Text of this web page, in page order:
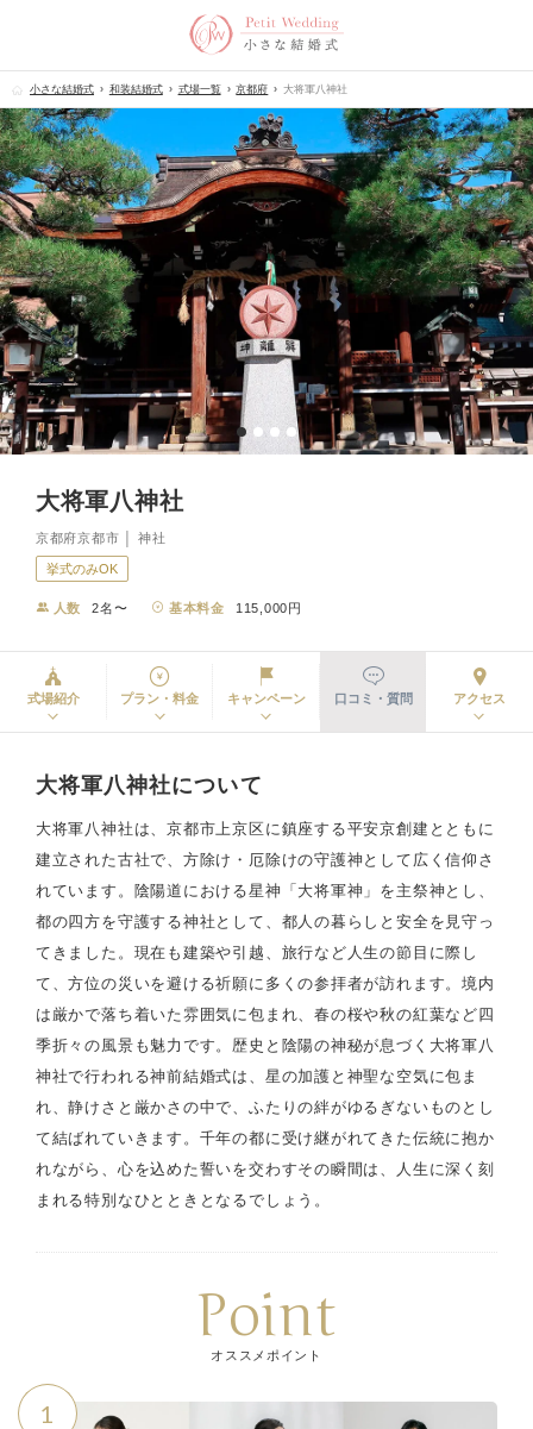
小さな結婚式 和装結婚式 式場一覧 京都府 大将軍八神社
大将軍八神社
京都府京都市 │ 神社
挙式のみOK
人数 2名〜 基本料金 115,000円
式場紹介 プラン・料金 キャンペーン 口コミ・質問 アクセス
大将軍八神社について
大将軍八神社は、京都市上京区に鎮座する平安京創建とともに
建立された古社で、方除け・厄除けの守護神として広く信仰さ
れています。陰陽道における星神「大将軍神」を主祭神とし、
都の四方を守護する神社として、都人の暮らしと安全を見守っ
てきました。現在も建築や引越、旅行など人生の節目に際し
て、方位の災いを避ける祈願に多くの参拝者が訪れます。境内
は厳かで落ち着いた雰囲気に包まれ、春の桜や秋の紅葉など四
季折々の風景も魅力です。歴史と陰陽の神秘が息づく大将軍八
神社で行われる神前結婚式は、星の加護と神聖な空気に包ま
れ、静けさと厳かさの中で、ふたりの絆がゆるぎないものとし
て結ばれていきます。千年の都に受け継がれてきた伝統に抱か
れながら、心を込めた誓いを交わすその瞬間は、人生に深く刻
まれる特別なひとときとなるでしょう。
Point
オススメポイント
1